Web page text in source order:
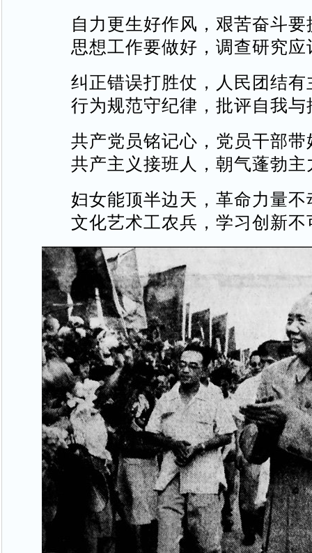
自力更生好作风，艰苦奋斗要
思想工作要做好，调查研究应
纠正错误打胜仗，人民团结有
行为规范守纪律，批评自我与
共产党员铭记心，党员干部带
共产主义接班人，朝气蓬勃主
妇女能顶半边天，革命力量不
文化艺术工农兵，学习创新不